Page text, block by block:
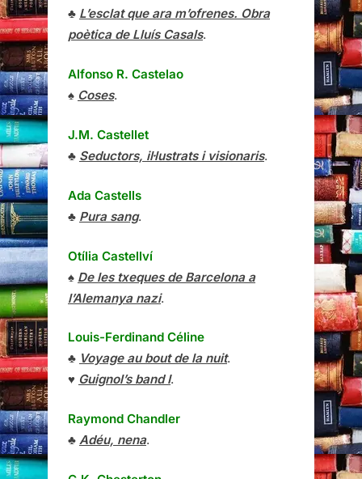
♣ L’esclat que ara m’ofrenes. Obra
poètica de Lluís Casals.
Alfonso R. Castelao
♠ Coses.
J.M. Castellet
♣ Seductors, il·lustrats i visionaris.
Ada Castells
♣ Pura sang.
Otília Castellví
♠ De les txeques de Barcelona a
l’Alemanya nazi.
Louis-Ferdinand Céline
♣ Voyage au bout de la nuit.
♥ Guignol’s band I.
Raymond Chandler
♣ Adéu, nena.